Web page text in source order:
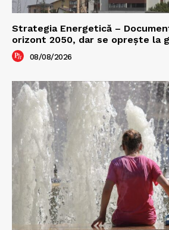
Strategia Energetică –
orizont 2050, dar se oprește la
08/08/2026